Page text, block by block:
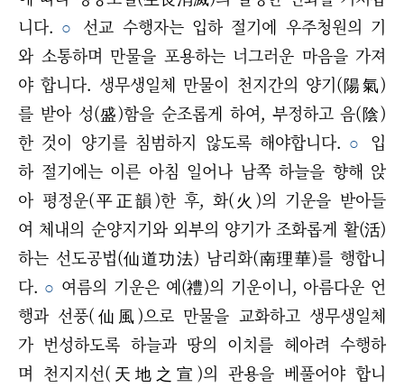
니다. ○ 선교 수행자는 입하 절기에 우주청원의 기
와 소통하며 만물을 포용하는 너그러운 마음을 가져
야 합니다. 생무생일체 만물이 천지간의 양기(陽氣)
를 받아 성(盛)함을 순조롭게 하여, 부정하고 음(陰)
한 것이 양기를 침범하지 않도록 해야합니다. ○ 입
하 절기에는 이른 아침 일어나 남쪽 하늘을 향해 앉
아 평정운(平正韻)한 후, 화(火)의 기운을 받아들
여 체내의 순양지기와 외부의 양기가 조화롭게 활(活)
하는 선도공법(仙道功法) 남리화(南理華)를 행합니
다. ○ 여름의 기운은 예(禮)의 기운이니, 아름다운 언
행과 선풍(仙風)으로 만물을 교화하고 생무생일체
가 번성하도록 하늘과 땅의 이치를 헤아려 수행하
며 천지지선(天地之宣)의 관용을 베풀어야 합니